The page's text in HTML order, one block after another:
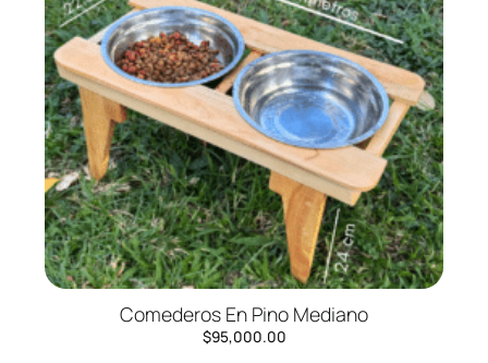
Comederos En Pino Mediano
$95,000.00